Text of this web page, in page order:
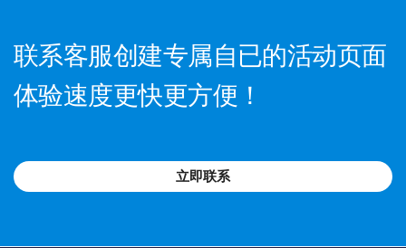
联系客服创建专属自已的活动页面
体验速度更快更方便！
立即联系